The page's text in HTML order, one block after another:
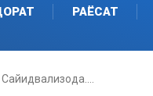
РАЁСАТ